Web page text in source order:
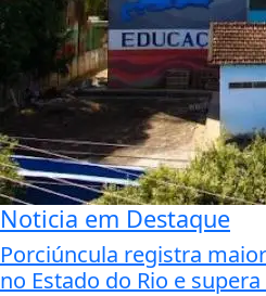
Noticia em Destaque
Porciúncula registra
no Estado do Rio e